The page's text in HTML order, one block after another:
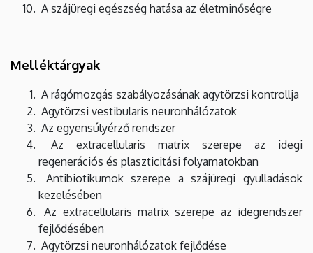
A szájüregi egészség hatása az életminőségre
Melléktárgyak
A rágómozgás szabályozásának agytörzsi kontrollja
Agytörzsi vestibularis neuronhálózatok
Az egyensúlyérző rendszer
Az extracellularis matrix szerepe az idegi
regenerációs és plaszticitási folyamatokban
Antibiotikumok szerepe a szájüregi gyulladások
kezelésében
Az extracellularis matrix szerepe az idegrendszer
fejlődésében
Agytörzsi neuronhálózatok fejlődése